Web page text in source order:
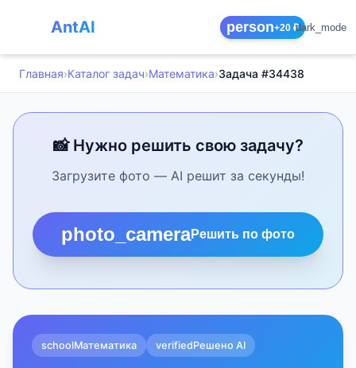
AntAI person+20 ₽dark_mode
Главная›Каталог задач›Математика›Задача #34438
📸 Нужно решить свою задачу?
Загрузите фото — AI решит за секунды!
photo_cameraРешить по фото
schoolМатематика verifiedРешено AI